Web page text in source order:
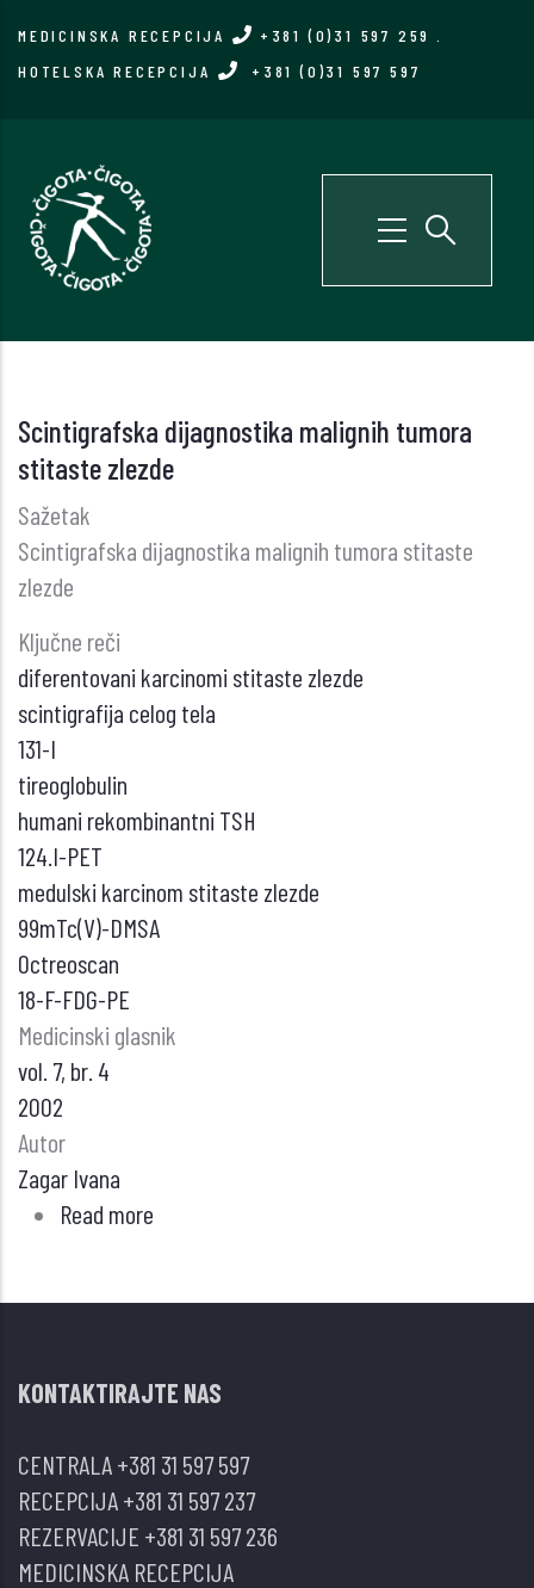
MEDICINSKA RECEPCIJA +381 (0)31 597 259
HOTELSKA RECEPCIJA
+381 (0)31 597 597
Scintigrafska dijagnostika malignih tumora
stitaste zlezde
Sažetak
Scintigrafska dijagnostika malignih tumora stitaste
zlezde
Ključne reči
diferentovani karcinomi stitaste zlezde
scintigrafija celog tela
131-I
tireoglobulin
humani rekombinantni TSH
124.I-PET
medulski karcinom stitaste zlezde
99mTc(V)-DMSA
Octreoscan
18-F-FDG-PE
Medicinski glasnik
vol. 7, br. 4
2002
Autor
Zagar Ivana
Read more
stitaste
KONTAKTIRAJTE NAS
CENTRALA+381 31 597 597
RECEPCIJA+381 31 597 237
REZERVACIJE +381 31 597 236
MEDICINSKA RECEPCIJA